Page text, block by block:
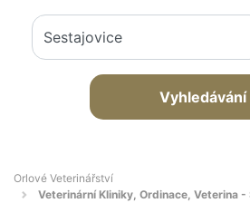
Vyhledávání
Orlové Veterinářství
Veterinární Kliniky, Ordinace, Veterina -